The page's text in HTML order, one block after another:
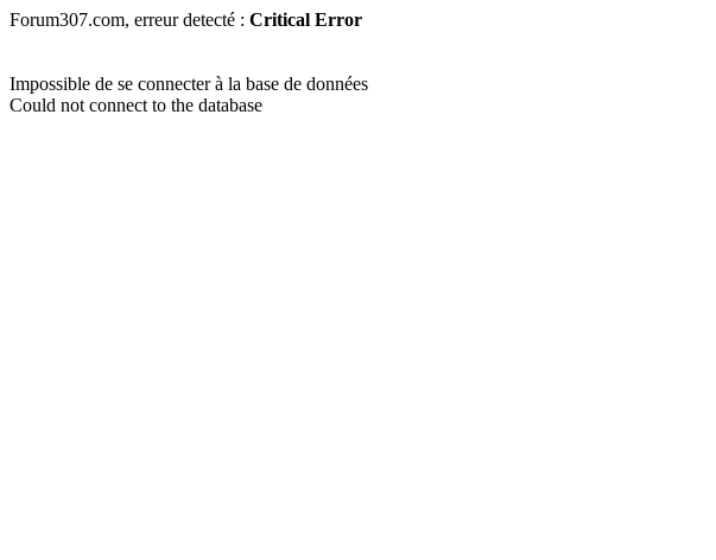
Forum307.com, erreur detecté : Critical Error
Impossible de se connecter à la base de données
Could not connect to the database